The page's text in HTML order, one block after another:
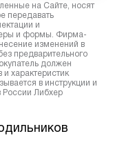
на Сайте, носят
передавать
и
и формы. Фирма-
изменений в
предварительного
должен
и характеристик
в инструкции и
России Либхер